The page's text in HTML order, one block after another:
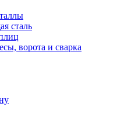
сталь
ворота и сварка